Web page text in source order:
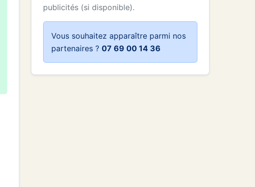
publicités (si disponible).
Vous souhaitez apparaître parmi nos
partenaires ? 07 69 00 14 36